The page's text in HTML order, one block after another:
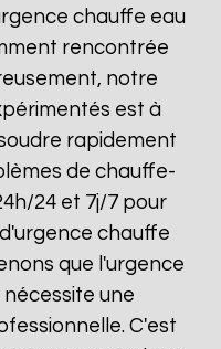
chauffe eau
rencontrée
notre
est à
rapidement
de chauffe-
24 et 7j/7 pour
chauffe
que l'urgence
nécessite une
C'est